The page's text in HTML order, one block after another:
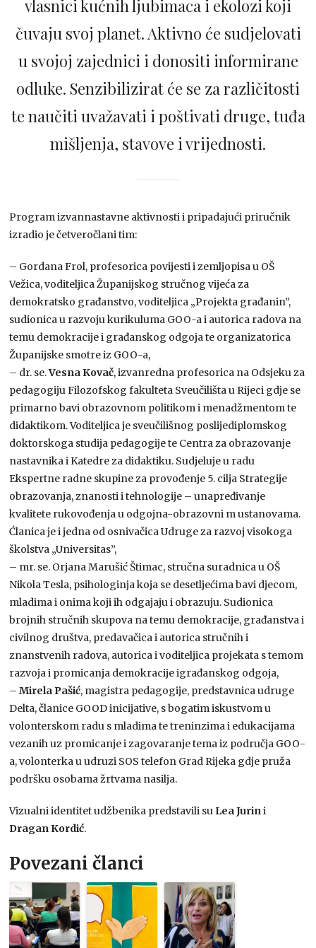
vlasnici kućnih ljubimaca i ekolozi koji
čuvaju svoj planet. Aktivno će sudjelovati
u svojoj zajednici i donositi informirane
odluke. Senzibilizirat će se za različitosti
te naučiti uvažavati i poštivati druge, tuđa
mišljenja, stavove i vrijednosti.
Program izvannastavne aktivnosti i pripadajući priručnik
izradio je četveročlani tim:
– Gordana Frol, profesorica povijesti i zemljopisa u OŠ
Vežica, voditeljica Županijskog stručnog vijeća za
demokratsko građanstvo, voditeljica „Projekta građanin”,
sudionica u razvoju kurikuluma GOO-a i autorica radova na
temu demokracije i građanskog odgoja te organizatorica
Županijske smotre iz GOO-a,
– dr. se.Vesna Kovač, izvanredna profesorica na Odsjeku za
pedagogiju Filozofskog fakulteta Sveučilišta u Rijeci gdje se
primarno bavi obrazovnom politikom i menadžmentom te
didaktikom. Voditeljica je sveučilišnog poslijediplomskog
doktorskoga studija pedagogije te Centra za obrazovanje
nastavnika i Katedre za didaktiku. Sudjeluje u radu
Ekspertne radne skupine za provođenje 5. cilja Strategije
obrazovanja, znanosti i tehnologije – unapređivanje
kvalitete rukovođenja u odgojna-obrazovni m ustanovama.
Ćlanica je i jedna od osnivačica Udruge za razvoj visokoga
školstva „Universitas”,
– mr. se. Orjana Marušić Štimac, stručna suradnica u OŠ
Nikola Tesla, psihologinja koja se desetljećima bavi djecom,
mladima i onima koji ih odgajaju i obrazuju. Sudionica
brojnih stručnih skupova na temu demokracije, građanstva i
civilnog društva, predavačica i autorica stručnih i
znanstvenih radova, autorica i voditeljica projekata s temom
razvoja i promicanja demokracije igrađanskog odgoja,
– Mirela Pašić, magistra pedagogije, predstavnica udruge
Delta, članice GOOD inicijative, s bogatim iskustvom u
volonterskom radu s mladima te treninzima i edukacijama
vezanih uz promicanje i zagovaranje tema iz područja GOO-
a, volonterka u udruzi SOS telefon Grad Rijeka gdje pruža
podršku osobama žrtvama nasilja.
Vizualni identitet udžbenika predstavili su Lea Jurini
Dragan Kordić.
Povezani članci